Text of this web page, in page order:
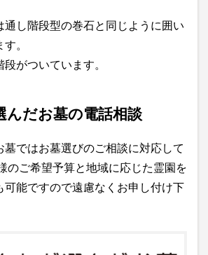
通し階段型の巻石と同じように囲い
。
がついています。
んだお墓の電話相談
墓ではお墓選びのご相談に対応して
のご希望予算と地域に応じた霊園を
可能ですので遠慮なくお申し付け下